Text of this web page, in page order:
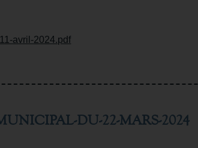
avril-2024.pdf
DU-22-MARS-2024